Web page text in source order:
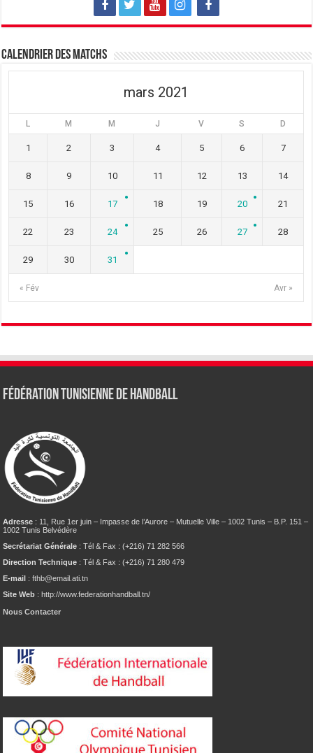
Calendrier des matchs
mars 2021
L M M J V S D
« Fév Avr »
1 2 3 4 5 6 7
8 9 10 11 12 13 14
15 16 17 18 19 20 21
22 23 24 25 26 27 28
29 30 31
Fédération tunisienne de Handball
Adresse : 11, Rue 1er juin – Impasse de l’Aurore – Mutuelle Ville – 1002 Tunis – B.P. 151 –
1002 Tunis Belvédère
Secrétariat Générale : Tél & Fax : (+216) 71 282 566
Direction Technique : Tél & Fax : (+216) 71 280 479
E-mail : fthb@email.ati.tn
Site Web : http://www.federationhandball.tn/
Nous Contacter